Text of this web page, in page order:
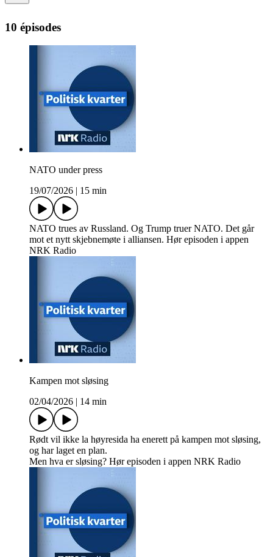
10 épisodes
NATO under press
19/07/2026
15 min
NATO trues av Russland. Og Trump truer NATO. Det går
mot et nytt skjebnemøte i alliansen. Hør episoden i appen
NRK Radio
Kampen mot sløsing
02/04/2026
14 min
Rødt vil ikke la høyresida ha enerett på kampen mot sløsing,
og har laget en plan.
Men hva er sløsing? Hør episoden i appen NRK Radio